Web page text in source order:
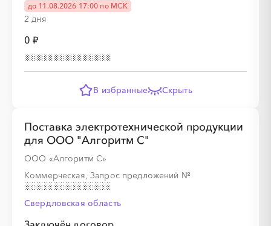
до 11.08.2026 17:00 по МСК
2 дня
0 ₽
В избранные Скрыть
Поставка электротехнической продукции
для ООО "Алгоритм С"
ООО «Алгоритм С»
Коммерческая, Запрос предложений №
Свердловская область